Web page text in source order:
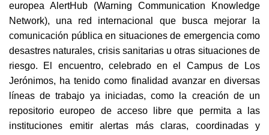
europea AlertHub (Warning Communication Knowledge
Network), una red internacional que busca mejorar la
comunicación pública en situaciones de emergencia como
desastres naturales, crisis sanitarias u otras situaciones de
riesgo. El encuentro, celebrado en el Campus de Los
Jerónimos, ha tenido como finalidad avanzar en diversas
líneas de trabajo ya iniciadas, como la creación de un
repositorio europeo de acceso libre que permita a las
instituciones emitir alertas más claras, coordinadas y